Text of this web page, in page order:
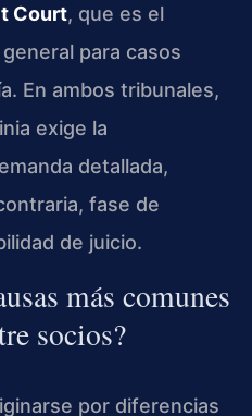
Court, que es el
para casos
En ambos tribunales,
exige la
detallada,
fase de
de juicio.
más comunes
socios?
por diferencias